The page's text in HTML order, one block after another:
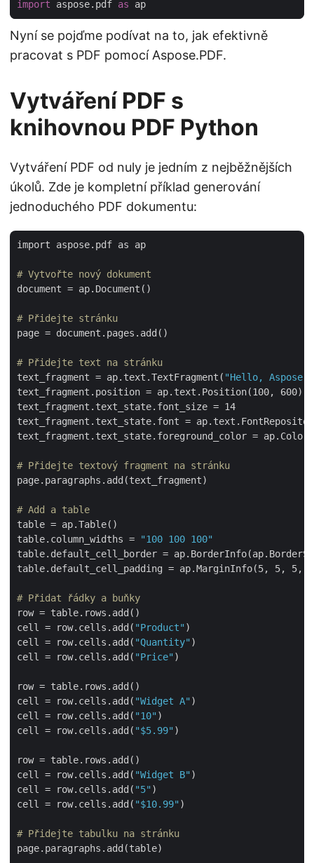
import aspose.pdf as
Nyní se pojďme podívat na to, jak efektivně
pracovat s PDF pomocí Aspose.PDF.
Vytváření PDF s
knihovnou PDF Python
Vytváření PDF od nuly je jedním z nejběžnějších
úkolů. Zde je kompletní příklad generování
jednoduchého PDF dokumentu:
import aspose.pdf as ap
# Vytvořte nový dokument
document = ap.Document()
# Přidejte stránku
page = document.pages.add()
# Přidejte text na stránku
text_fragment = ap.text.TextFragment( "Hello,
text_fragment.position = ap.text.Position(100, 600)
text_fragment.text_state.font_size = 14
text_fragment.text_state.font =
text_fragment.text_state.foreground_color =
# Přidejte textový fragment na stránku
page.paragraphs.add(text_fragment)
# Add a table
table = ap.Table()
table.column_widths =
"100 100 100"
table.default_cell_border =
table.default_cell_padding = ap.MarginInfo(5, 5, 5,
# Přidat řádky a buňky
row = table.rows.add()
cell = row.cells.add( "Product" )
cell = row.cells.add( "Quantity" )
cell = row.cells.add( "Price" )
row = table.rows.add()
cell = row.cells.add( "Widget A" )
cell = row.cells.add( "10" )
cell = row.cells.add( "$5.99" )
row = table.rows.add()
cell = row.cells.add( "Widget B" )
cell = row.cells.add( "5" )
cell = row.cells.add( "$10.99" )
# Přidejte tabulku na stránku
page.paragraphs.add(table)